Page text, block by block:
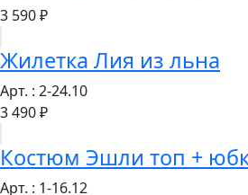
3 590 ₽
Жилетка Лия из льна
Арт. : 2-24.10
3 490 ₽
Костюм Эшли топ +
Арт. : 1-16.12